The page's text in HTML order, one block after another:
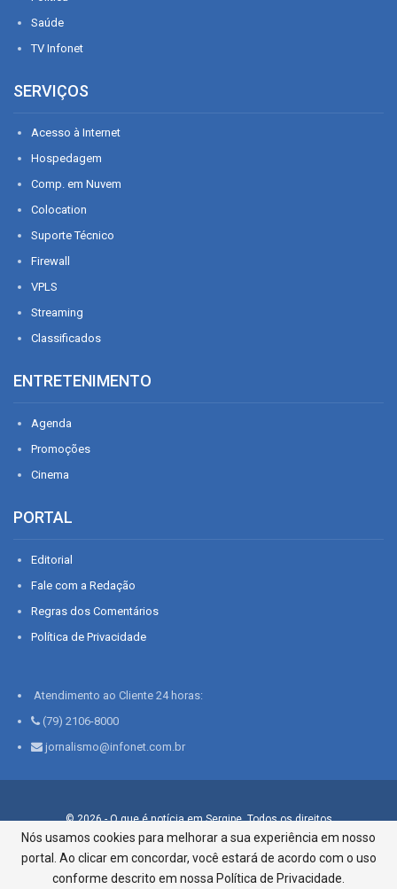
Saúde
TV Infonet
SERVIÇOS
Acesso à Internet
Hospedagem
Comp. em Nuvem
Colocation
Suporte Técnico
Firewall
VPLS
Streaming
Classificados
ENTRETENIMENTO
Agenda
Promoções
Cinema
PORTAL
Editorial
Fale com a Redação
Regras dos Comentários
Política de Privacidade
Atendimento ao Cliente 24 horas:
(79) 2106-8000
jornalismo@infonet.com.br
© 2026 - O que é notícia em Sergipe. Todos os direitos
reservados.
Infonet - Rua Monsenhor Silveira 276, Bairro São José |
Aracaju-SE, CEP 49015-030, Fone: 79.2106.8000 - CI Centro de
Nós usamos cookies para melhorar a sua experiência em nosso
portal. Ao clicar em concordar, você estará de acordo com o uso
conforme descrito em nossa Política de Privacidade.